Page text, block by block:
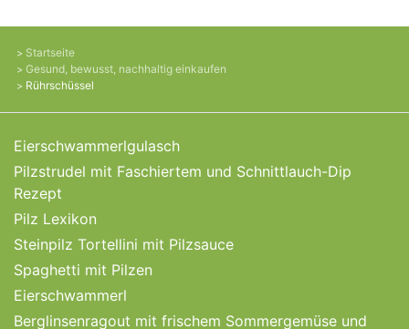
Startseite
Gesund, bewusst, nachhaltig einkaufen
Rührschüssel
Eierschwammerlgulasch
Pilzstrudel mit Faschiertem und Schnittlauch-Dip
Rezept
Pilz Lexikon
Steinpilz Tortellini mit Pilzsauce
Spaghetti mit Pilzen
Eierschwammerl
Berglinsenragout mit frischem Sommergemüse und